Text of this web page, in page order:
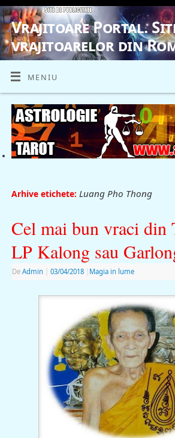
Vrajitoare Portal.
vrajitoarelor din
VRAJITOARE, VRAJITOARELE,
MENIU
Arhive etichete: Luang Pho Thong
Cel mai bun vraci din
LP Kalong sau
De Admin 03/04/2018 Magia in lume